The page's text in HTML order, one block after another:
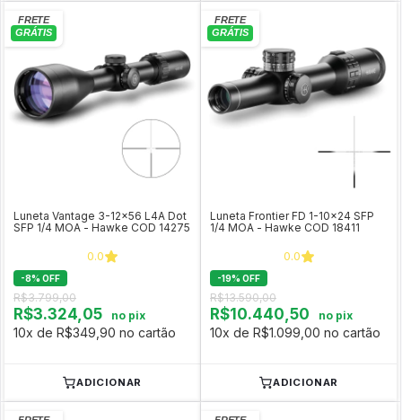
Luneta Vantage 3-12x56 L4A Dot
SFP 1/4 MOA - Hawke COD 14275
0.0
-8% OFF
R$3.799,00
R$3.324,05 no pix
10x de R$349,90 no cartão
ADICIONAR
Luneta Frontier FD 1-10x24 SFP
1/4 MOA - Hawke COD 18411
0.0
-19% OFF
R$13.590,00
R$10.440,50 no pix
10x de R$1.099,00 no cartão
ADICIONAR